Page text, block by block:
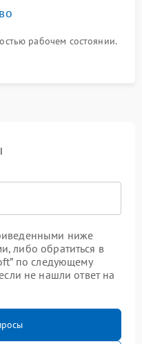
рабочем состоянии.
ниже
либо обратиться в
по следующему
не нашли ответ на